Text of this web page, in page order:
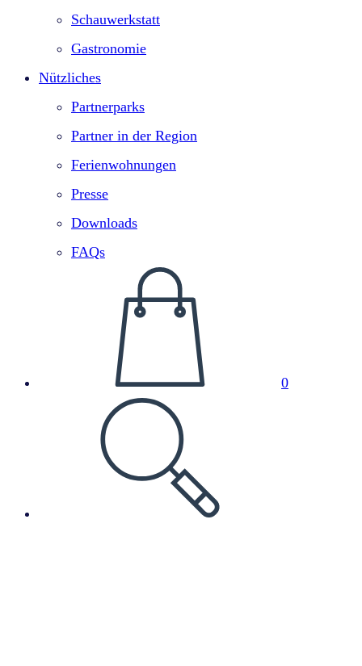
Schauwerkstatt
Gastronomie
Nützliches
Partnerparks
Partner in der Region
Ferienwohnungen
Presse
Downloads
FAQs
0